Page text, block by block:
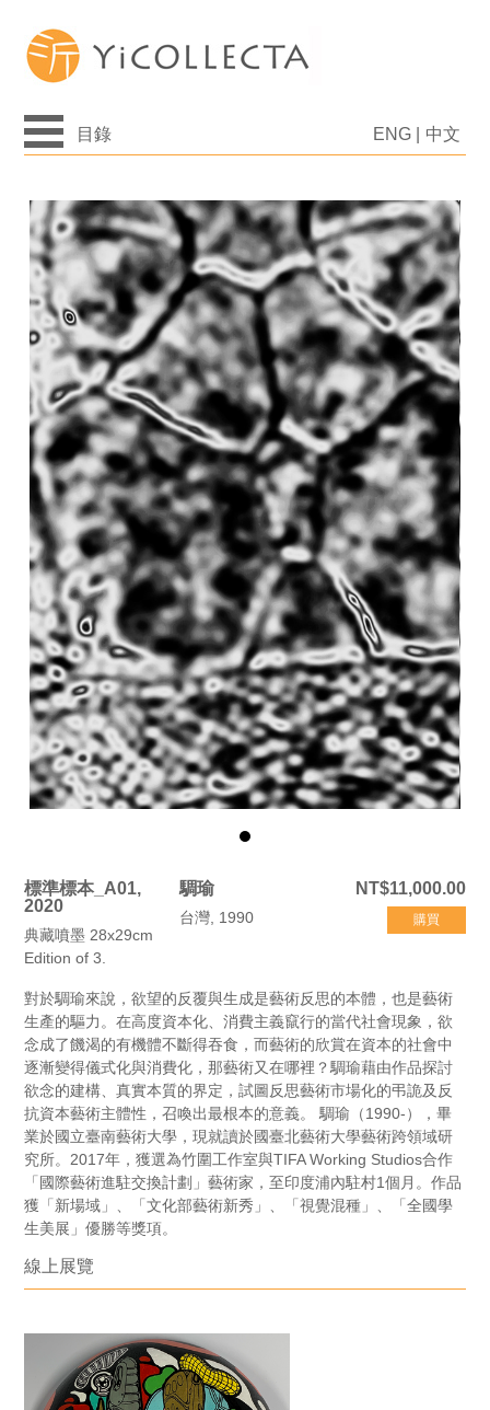
目錄 ENG 中文
標準標本_A01,
2020
典藏噴墨 28x29cm
Edition of 3.
騆瑜
台灣, 1990
NT$11,000.00
購買
對於騆瑜來說，欲望的反覆與生成是藝術反思的本體，也是藝術
生產的驅力。在高度資本化、消費主義竄行的當代社會現象，欲
念成了饑渴的有機體不斷得吞食，而藝術的欣賞在資本的社會中
逐漸變得儀式化與消費化，那藝術又在哪裡？騆瑜藉由作品探討
欲念的建構、真實本質的界定，試圖反思藝術市場化的弔詭及反
抗資本藝術主體性，召喚出最根本的意義。 騆瑜（1990-），畢
業於國立臺南藝術大學，現就讀於國臺北藝術大學藝術跨領域研
究所。2017年，獲選為竹圍工作室與TIFA Working Studios合作
「國際藝術進駐交換計劃」藝術家，至印度浦內駐村1個月。作品
獲「新場域」、「文化部藝術新秀」、「視覺混種」、「全國學
生美展」優勝等獎項。
線上展覽